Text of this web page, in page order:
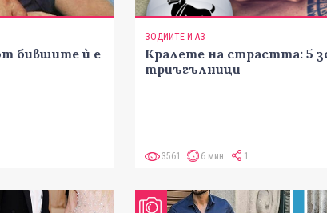
бившите ѝ е
ЗОДИИТЕ И АЗ
Кралете на страстта: 5
триъгълници
3561 6 мин 1